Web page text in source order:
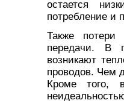
остается
потребление и
Также
передачи. В
возникают
проводов. Чем
Кроме того,